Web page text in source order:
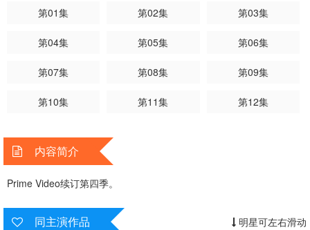
第01集 第02集 第03集
第04集 第05集 第06集
第07集 第08集 第09集
第10集 第11集 第12集
内容简介
Prime Video续订第四季。
同主演作品 明星可左右滑动